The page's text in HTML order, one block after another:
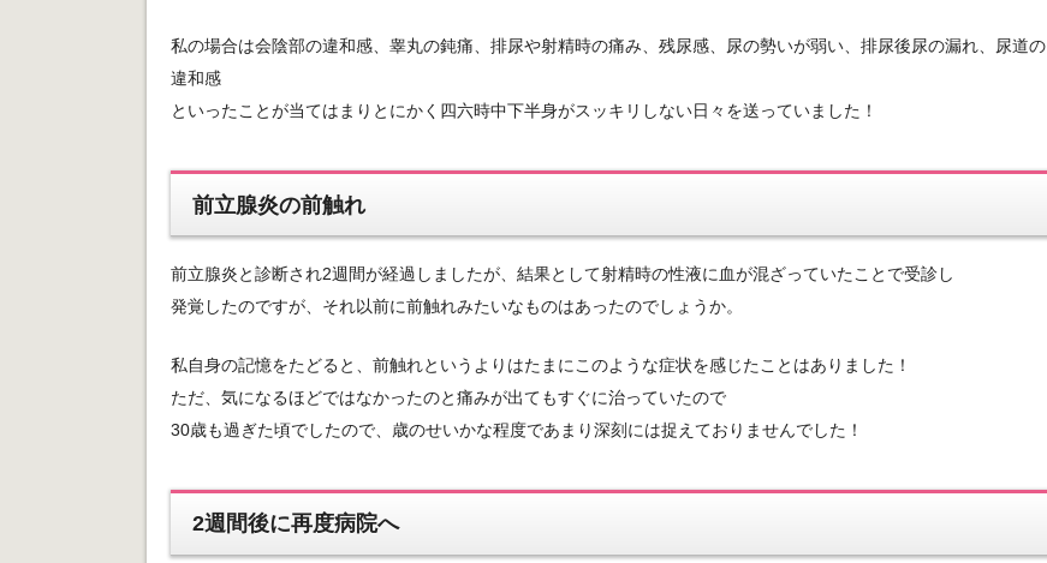
私の場合は会陰部の違和感、睾丸の鈍痛、排尿や射精時の痛み、残尿感、尿の勢いが弱い、排尿後尿の漏れ、尿道の
違和感
といったことが当てはまりとにかく四六時中下半身がスッキリしない日々を送っていました！
前立腺炎の前触れ
前立腺炎と診断され2週間が経過しましたが、結果として射精時の性液に血が混ざっていたことで受診し
発覚したのですが、それ以前に前触れみたいなものはあったのでしょうか。
私自身の記憶をたどると、前触れというよりはたまにこのような症状を感じたことはありました！
ただ、気になるほどではなかったのと痛みが出てもすぐに治っていたので
30歳も過ぎた頃でしたので、歳のせいかな程度であまり深刻には捉えておりませんでした！
2週間後に再度病院へ